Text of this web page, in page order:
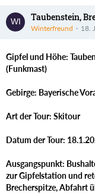
Taubenstein,
Winterfreund 18.
Gipfel und Höhe:
(Funkmast)
Gebirge: Bayerische
Art der Tour: Skitour
Datum der Tour:
Ausgangspunkt:
zur Gipfelstation und
Brecherspitze, Abfahrt